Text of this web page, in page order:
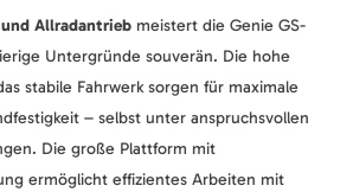
Allradantrieb meistert die Genie GS-
Untergründe souverän. Die hohe
stabile Fahrwerk sorgen für maximale
– selbst unter anspruchsvollen
Die große Plattform mit
ermöglicht effizientes Arbeiten mit